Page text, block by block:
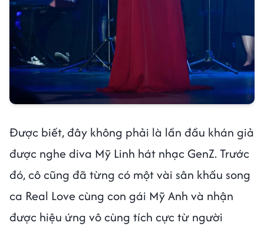
Được biết, đây không phải là lần đầu khán giả
được nghe diva Mỹ Linh hát nhạc GenZ. Trước
đó, cô cũng đã từng có một vài sân khấu song
ca Real Love cùng con gái Mỹ Anh và nhận
được hiệu ứng vô cùng tích cực từ người